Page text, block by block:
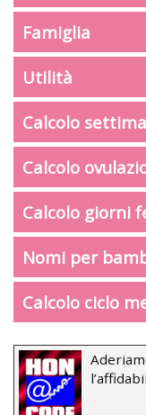
Famiglia
Utilità
Calcolo
Calcolo
Calcolo giorni
Nomi per
Calcolo ciclo